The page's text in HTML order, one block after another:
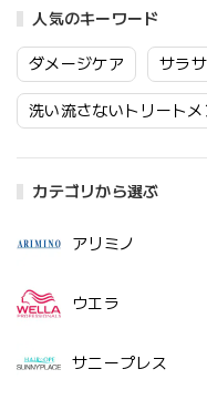
人気のキーワード
ダメージケア サラ
洗い流さないトリートメ
カテゴリから選ぶ
アリミノ
ウエラ
サニープレス